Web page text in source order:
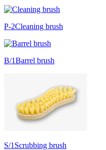
P-2Cleaning brush
B/1Barrel brush
S/1 Scrubbing brush